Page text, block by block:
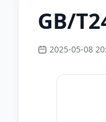
GB/
2025-05-08